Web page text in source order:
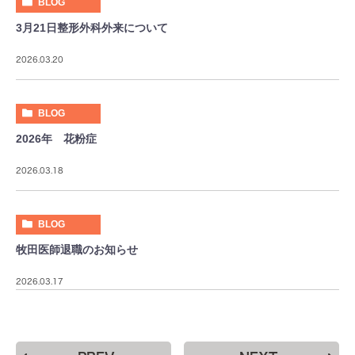
BLOG
3月21日整形外科外来について
2026.03.20
BLOG
2026年 花粉症
2026.03.18
BLOG
牧田医師退職のお知らせ
2026.03.17